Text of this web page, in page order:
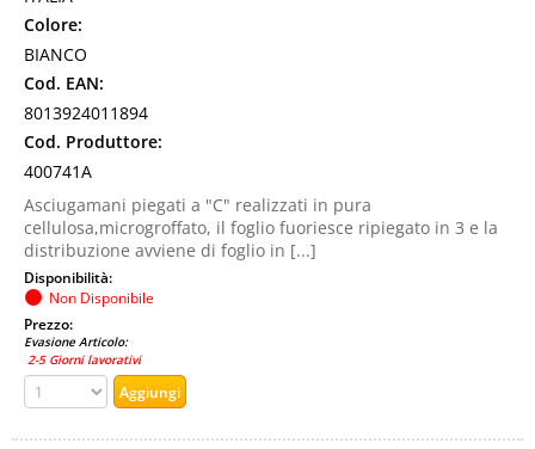
Colore:
BIANCO
Cod. EAN:
8013924011894
Cod. Produttore:
400741A
Asciugamani piegati a "C" realizzati in pura
cellulosa,microgroffato, il foglio fuoriesce ripiegato in 3 e la
distribuzione avviene di foglio in [...]
Disponibilità:
Non Disponibile
Prezzo:
Evasione Articolo:
2-5 Giorni lavorativi